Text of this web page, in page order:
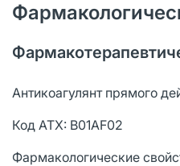
Антикоагулянт прямого
Код ATX: B01AF02
Фармакологические